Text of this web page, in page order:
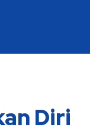
Diri